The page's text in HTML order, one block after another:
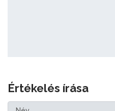
Értékelés írása